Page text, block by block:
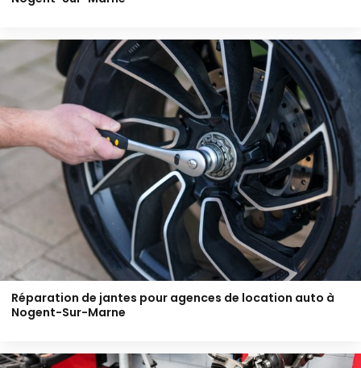
Réparation de jantes pour agences de location auto à
Nogent-Sur-Marne